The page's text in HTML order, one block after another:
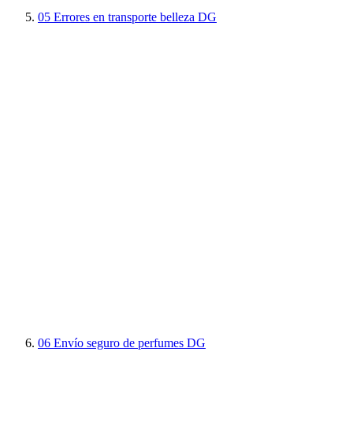
05 Errores en transporte belleza DG
06 Envío seguro de perfumes DG